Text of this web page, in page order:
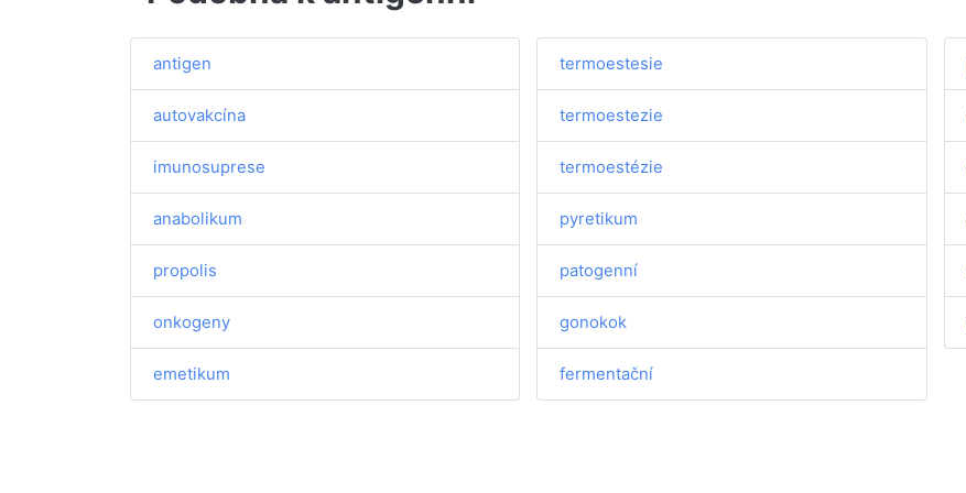
antigen
autovakcína
imunosuprese
anabolikum
propolis
onkogeny
emetikum
termoestesie
termoestezie
termoestézie
pyretikum
patogenní
gonokok
fermentační